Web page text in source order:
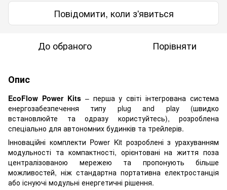
Повідомити, коли з'явиться
До обраного Порівняти
Опис
EcoFlow Power Kits– перша у світі інтегрована система
енергозабезпечення типу plug and play (швидко
встановлюйте та одразу користуйтесь), розроблена
спеціально для автономних будинків та трейлерів.
Інноваційні комплекти Power Kit розроблені з урахуванням
модульності та компактності, орієнтовані на життя поза
централізованою мережею та пропонують більше
можливостей, ніж стандартна портативна електростанція
або існуючі модульні енергетичні рішення.